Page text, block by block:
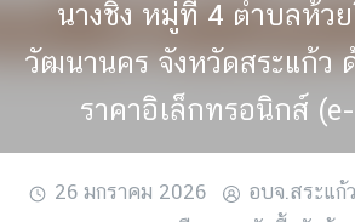
นางชิง หมู่ที่ 4 ตำบลห้วย
วัฒนานคร จังหวัดสระแก้ว
ราคาอิเล็กทรอนิกส์
26 มกราคม 2026 อบจ.สระแก้ว